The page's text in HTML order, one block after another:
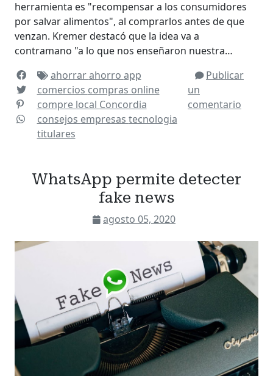
herramienta es "recompensar a los consumidores
por salvar alimentos", al comprarlos antes de que
venzan. Kremer destacó que la idea va a
contramano "a lo que nos enseñaron nuestra…
ahorrarahorro app
comercios compras online
compre local Concordia
consejos empresas tecnologia
titulares
Publicar
un
comentario
WhatsApp permite detecter
fake news
agosto 05, 2020